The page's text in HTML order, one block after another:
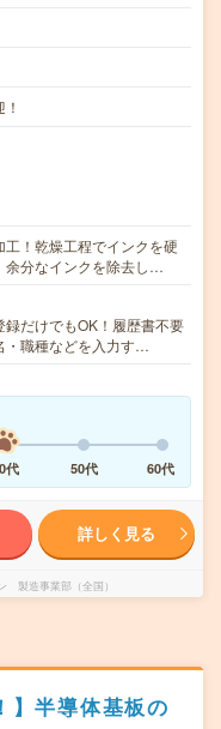
！乾燥工程でインクを硬
余分なインクを除去し…
だけでもOK！履歴書不要
職種などを入力す…
代 50代 60代
詳しく見る
製造事業部（全国）
】半導体基板の